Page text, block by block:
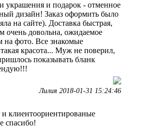
украшения и подарок - отменное
дизайн! Заказ оформить было
на сайте). Доставка быстрая,
очень довольна, ожидаемое
на фото. Все знакомые
красота... Муж не поверил,
показывать бланк
Лилия 2018-01-31 15:24:46
клиентоориентированые
спасибо!